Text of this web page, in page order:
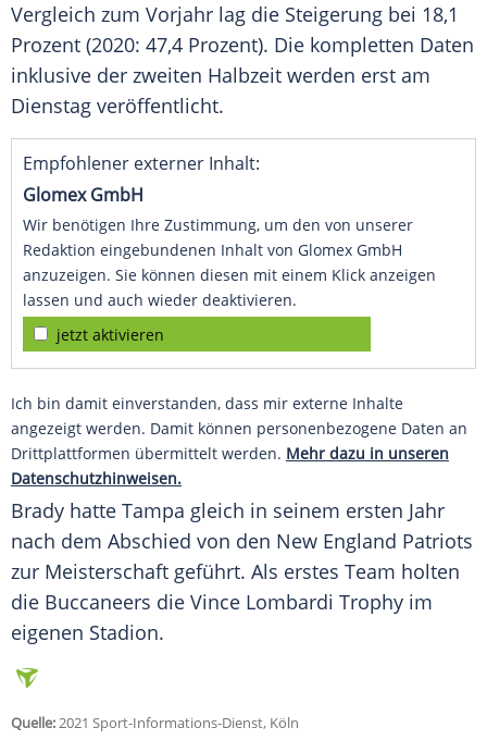
Vergleich zum Vorjahr lag die Steigerung bei 18,1
Prozent (2020: 47,4 Prozent). Die kompletten Daten
inklusive der zweiten Halbzeit werden erst am
Dienstag veröffentlicht.
Empfohlener externer Inhalt:
Glomex GmbH
Wir benötigen Ihre Zustimmung, um den von unserer
Redaktion eingebundenen Inhalt von Glomex GmbH
anzuzeigen. Sie können diesen mit einem Klick anzeigen
lassen und auch wieder deaktivieren.
jetzt aktivieren
Ich bin damit einverstanden, dass mir externe Inhalte
angezeigt werden. Damit können personenbezogene Daten an
Drittplattformen übermittelt werden. Mehr dazu in unseren
Datenschutzhinweisen.
Brady hatte Tampa gleich in seinem ersten Jahr
nach dem Abschied von den New England Patriots
zur Meisterschaft geführt. Als erstes Team holten
die Buccaneers die Vince Lombardi Trophy im
eigenen Stadion.
Quelle:2021 Sport-Informations-Dienst, Köln